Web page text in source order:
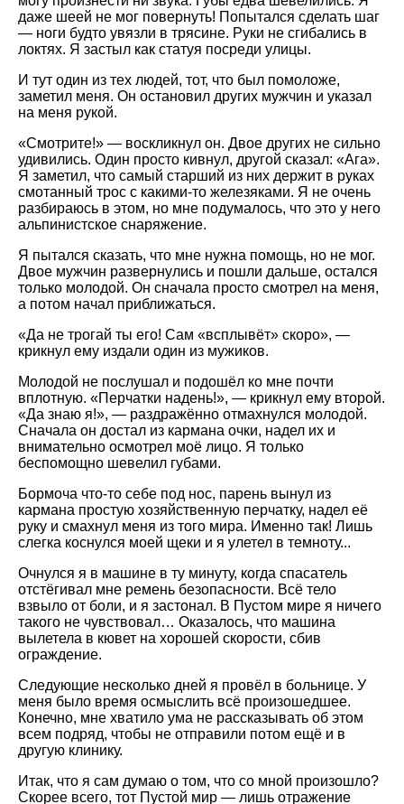
даже шеей не мог повернуть! Попытался сделать шаг
— ноги будто увязли в трясине. Руки не сгибались в
локтях. Я застыл как статуя посреди улицы.
И тут один из тех людей, тот, что был помоложе,
заметил меня. Он остановил других мужчин и указал
на меня рукой.
«Смотрите!» — воскликнул он. Двое других не сильно
удивились. Один просто кивнул, другой сказал: «Ага».
Я заметил, что самый старший из них держит в руках
смотанный трос с какими-то железяками. Я не очень
разбираюсь в этом, но мне подумалось, что это у него
альпинистское снаряжение.
Я пытался сказать, что мне нужна помощь, но не мог.
Двое мужчин развернулись и пошли дальше, остался
только молодой. Он сначала просто смотрел на меня,
а потом начал приближаться.
«Да не трогай ты его! Сам «всплывёт» скоро», —
крикнул ему издали один из мужиков.
Молодой не послушал и подошёл ко мне почти
вплотную. «Перчатки надень!», — крикнул ему второй.
«Да знаю я!», — раздражённо отмахнулся молодой.
Сначала он достал из кармана очки, надел их и
внимательно осмотрел моё лицо. Я только
беспомощно шевелил губами.
Бормоча что-то себе под нос, парень вынул из
кармана простую хозяйственную перчатку, надел её
руку и смахнул меня из того мира. Именно так! Лишь
слегка коснулся моей щеки и я улетел в темноту...
Очнулся я в машине в ту минуту, когда спасатель
отстёгивал мне ремень безопасности. Всё тело
взвыло от боли, и я застонал. В Пустом мире я ничего
такого не чувствовал… Оказалось, что машина
вылетела в кювет на хорошей скорости, сбив
ограждение.
Следующие несколько дней я провёл в больнице. У
меня было время осмыслить всё произошедшее.
Конечно, мне хватило ума не рассказывать об этом
всем подряд, чтобы не отправили потом ещё и в
другую клинику.
Итак, что я сам думаю о том, что со мной произошло?
Скорее всего, тот Пустой мир — лишь отражение